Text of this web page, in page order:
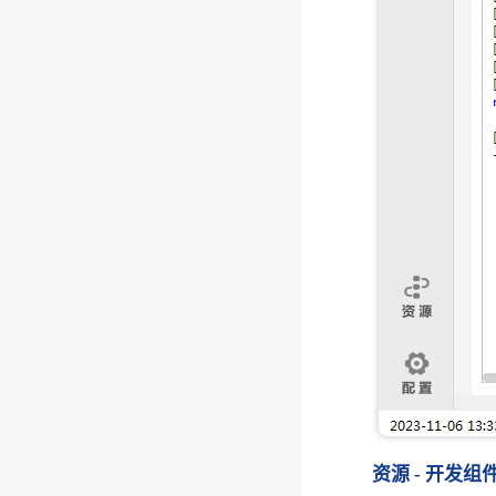
资源 - 开发组